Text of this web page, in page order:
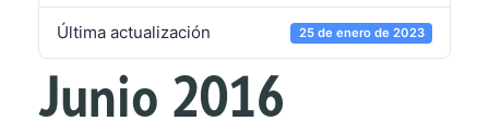
Última actualización 25 de enero de 2023
Junio 2016